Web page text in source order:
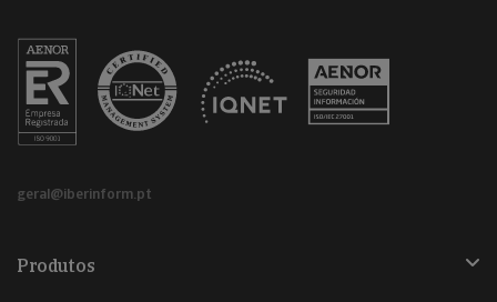
geral@iberinform.pt
Produtos